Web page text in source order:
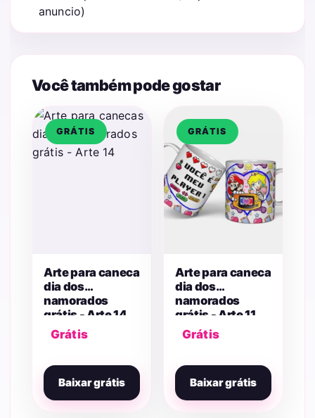
anuncio)
Você também pode gostar
GRÁTIS
Arte para caneca
dia dos
namorados
grátis - Arte 14
Grátis
Baixar grátis
GRÁTIS
Arte para caneca
dia dos
namorados
grátis - Arte 11
Grátis
Baixar grátis